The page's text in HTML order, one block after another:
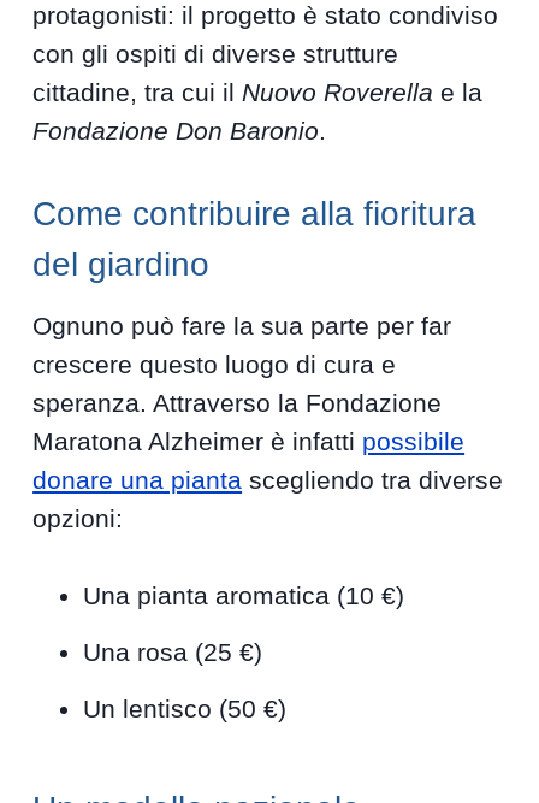
protagonisti: il progetto è stato condiviso
con gli ospiti di diverse strutture
cittadine, tra cui il Nuovo Roverella e la
Fondazione Don Baronio.
Come contribuire alla fioritura
del giardino
Ognuno può fare la sua parte per far
crescere questo luogo di cura e
speranza. Attraverso la Fondazione
Maratona Alzheimer è infatti possibile
donare una pianta scegliendo tra diverse
opzioni:
Una pianta aromatica (10 €)
Una rosa (25 €)
Un lentisco (50 €)